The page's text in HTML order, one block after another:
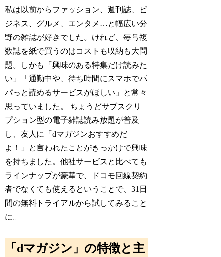
私は以前からファッション、週刊誌、ビ
ジネス、グルメ、エンタメ…と幅広い分
野の雑誌が好きでした。けれど、毎号複
数誌を紙で買うのはコストも収納も大問
題。しかも「興味のある特集だけ読みた
い」「通勤中や、待ち時間にスマホでパ
パっと読めるサービスがほしい」と常々
思っていました。 ちょうどサブスクリ
プション型の電子雑誌読み放題が普及
し、友人に「dマガジンおすすめだ
よ！」と言われたことがきっかけで興味
を持ちました。他社サービスと比べても
ラインナップが豪華で、ドコモ回線契約
者でなくても使えるということで、31日
間の無料トライアルから試してみること
に。
「dマガジン」の特徴と主